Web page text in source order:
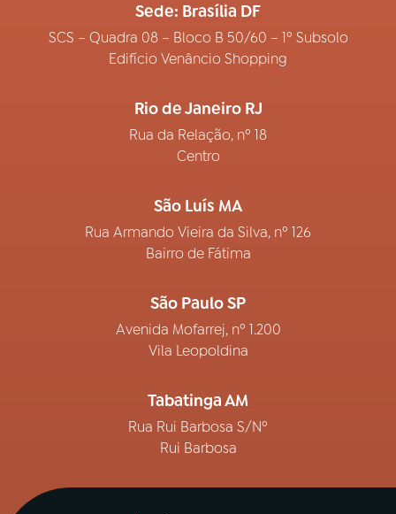
Sede: Brasília DF
SCS – Quadra 08 – Bloco B 50/60 – 1º Subsolo
Edifício Venâncio Shopping
Rio de Janeiro RJ
Rua da Relação, nº 18
Centro
São Luís MA
Rua Armando Vieira da Silva, nº 126
Bairro de Fátima
São Paulo SP
Avenida Mofarrej, nº 1.200
Vila Leopoldina
Tabatinga AM
Rua Rui Barbosa S/Nº
Rui Barbosa